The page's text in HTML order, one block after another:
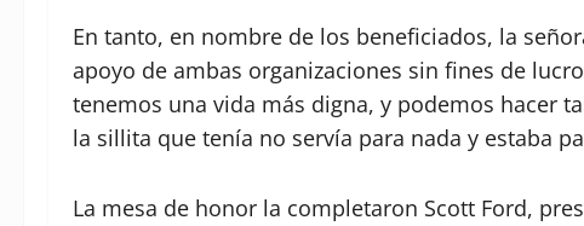
En tanto, en nombre de los beneficiados, la
apoyo de ambas organizaciones sin fines de
tenemos una vida más digna, y podemos hacer
la sillita que tenía no servía para nada y estaba
La mesa de honor la completaron Scott Ford,